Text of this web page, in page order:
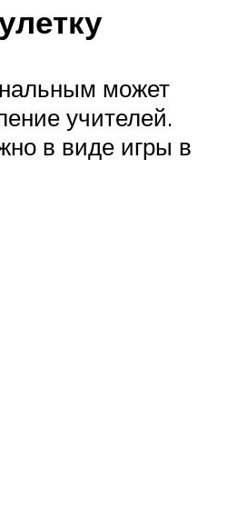
может
учителей.
в виде игры в